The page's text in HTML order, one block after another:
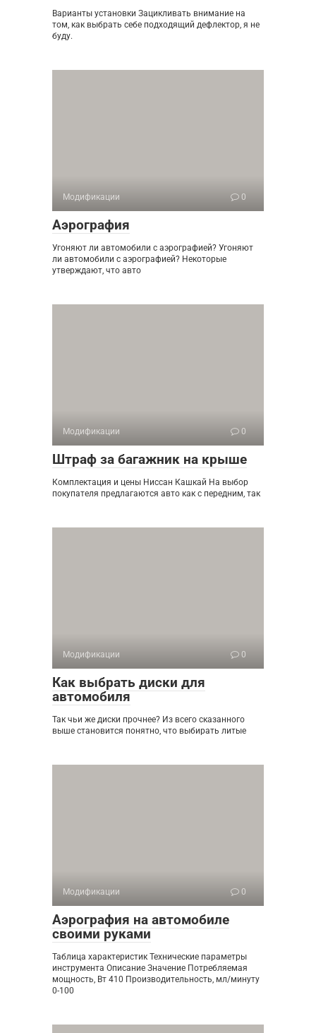
Варианты установки Зацикливать внимание на
том, как выбрать себе подходящий дефлектор, я не
буду.
Модификации 0
Аэрография
Угоняют ли автомобили с аэрографией? Угоняют
ли автомобили с аэрографией? Некоторые
утверждают, что авто
Модификации 0
Штраф за багажник на крыше
Комплектация и цены Ниссан Кашкай На выбор
покупателя предлагаются авто как с передним, так
Модификации 0
Как выбрать диски для
автомобиля
Так чьи же диски прочнее? Из всего сказанного
выше становится понятно, что выбирать литые
Модификации 0
Аэрография на автомобиле
своими руками
Таблица характеристик Технические параметры
инструмента Описание Значение Потребляемая
мощность, Вт 410 Производительность, мл/минуту
0-100